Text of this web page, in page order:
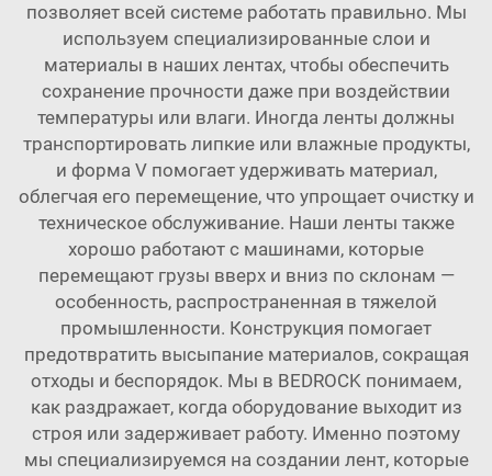
позволяет всей системе работать правильно. Мы
используем специализированные слои и
материалы в наших лентах, чтобы обеспечить
сохранение прочности даже при воздействии
температуры или влаги. Иногда ленты должны
транспортировать липкие или влажные продукты,
и форма V помогает удерживать материал,
облегчая его перемещение, что упрощает очистку и
техническое обслуживание. Наши ленты также
хорошо работают с машинами, которые
перемещают грузы вверх и вниз по склонам —
особенность, распространенная в тяжелой
промышленности. Конструкция помогает
предотвратить высыпание материалов, сокращая
отходы и беспорядок. Мы в BEDROCK понимаем,
как раздражает, когда оборудование выходит из
строя или задерживает работу. Именно поэтому
мы специализируемся на создании лент, которые